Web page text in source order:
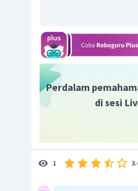
Jadi dapat disimpulkan
faktorisai prima dari 32
Perdalam
di sesi
1